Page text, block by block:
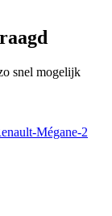
snel mogelijk